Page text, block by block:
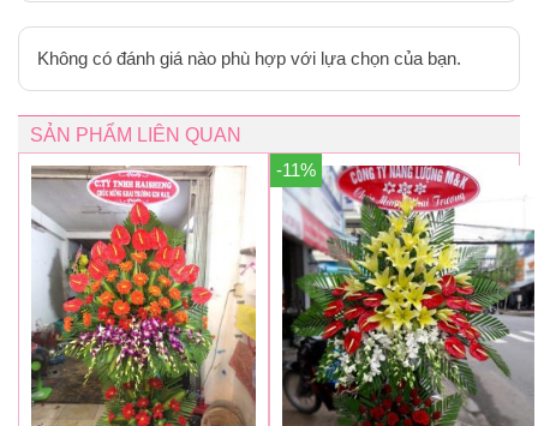
Không có đánh giá nào phù hợp với lựa chọn của bạn.
SẢN PHẨM LIÊN QUAN
-11%